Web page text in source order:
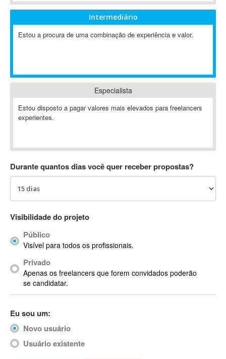
ABAP
Abaqus
ABBYY FineReader
Ableton
Ableton Push
Abstract
AC3
ACID Pro
ACPI
Acrobat
Acrobat X
Acronis
ACT
Actimize
ActionScript
ActionScript 3
Intermediário
Estou a procura de uma combinação de experiência e valor.
Especialista
Estou disposto a pagar valores mais elevados para freelancers
experientes.
Durante quantos dias você quer receber propostas?
Visibilidade do projeto
Público
Visível para todos os profissionais.
Privado
Apenas os freelancers que forem convidados poderão
se candidatar.
Eu sou um:
Novo usuário
Usuário existente